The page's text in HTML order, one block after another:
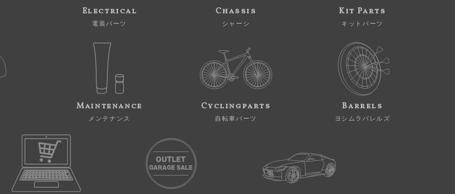
Electrical
電装パーツ
Chassis
シャーシ
Kit Parts
キットパーツ
Maintenance
メンテナンス
Cyclingparts
自転車パーツ
Barrels
ヨシムラバレルズ